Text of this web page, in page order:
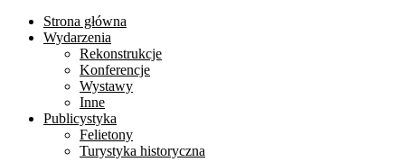
Strona główna
Wydarzenia
Rekonstrukcje
Konferencje
Wystawy
Inne
Publicystyka
Felietony
Turystyka historyczna